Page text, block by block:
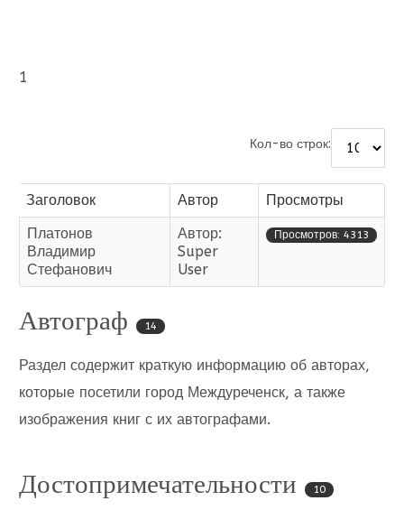
1
Кол-во строк:
Заголовок Автор
Просмотры
Платонов
Владимир
Стефанович
Автор:
Super
User
Просмотров: 4313
Автограф 14
Раздел содержит краткую информацию об авторах,
которые посетили город Междуреченск, а также
изображения книг с их автографами.
Достопримечательности 10